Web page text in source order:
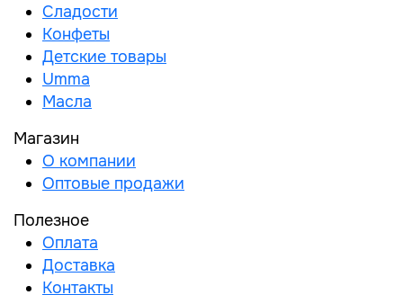
Сладости
Конфеты
Детские товары
Umma
Масла
Магазин
О компании
Оптовые продажи
Полезное
Оплата
Доставка
Контакты